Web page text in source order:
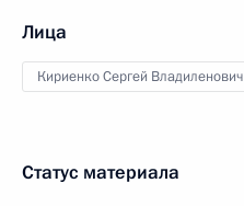
Лица
Кириенко Сергей Владиленович
Статус материала